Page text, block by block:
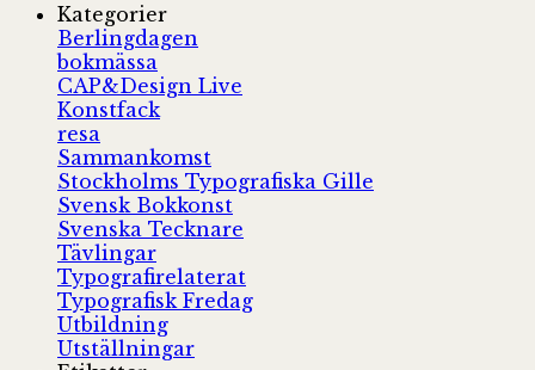
Kategorier
Berlingdagen
bokmässa
CAP&Design Live
Konstfack
resa
Sammankomst
Stockholms Typografiska Gille
Svensk Bokkonst
Svenska Tecknare
Tävlingar
Typografirelaterat
Typografisk Fredag
Utbildning
Utställningar